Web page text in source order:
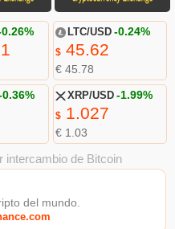
LTC/USD -0.24%
$45.62
€ 45.78
0.36% XRP/USD -1.99%
$1.027
€ 1.03
intercambio de Bitcoin
del mundo.